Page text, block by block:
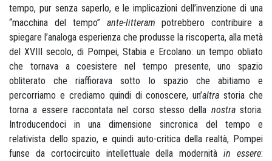
tempo, pur senza saperlo, e le implicazioni dell’invenzione di una
“macchina del tempo” ante-litterampotrebbero contribuire a
spiegare l’analoga esperienza che produsse la riscoperta, alla metà
del XVIII secolo, di Pompei, Stabia e Ercolano: un tempo obliato
che tornava a coesistere nel tempo presente, uno spazio
obliterato che riaffiorava sotto lo spazio che abitiamo e
percorriamo e crediamo quindi di conoscere, un’altrastoria che
torna a essere raccontata nel corso stesso della nostrastoria.
Introducendoci in una dimensione sincronica del tempo e
relativista dello spazio, e quindi auto-critica della realtà, Pompei
funse da cortocircuito intellettuale della modernitàin essere: